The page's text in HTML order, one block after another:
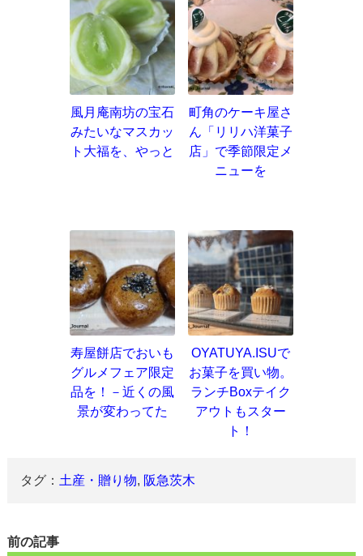
風月庵南坊の宝石
みたいなマスカッ
ト大福を、やっと
町角のケーキ屋さ
ん「リリハ洋菓子
店」で季節限定メ
ニューを
寿屋餅店でおいも
グルメフェア限定
品を！－近くの風
景が変わってた
OYATUYA.ISUで
お菓子を買い物。
ランチBoxテイク
アウトもスター
ト！
タグ： 土産・贈り物, 阪急茨木
前の記事